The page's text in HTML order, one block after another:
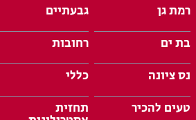
רמת גן
גבעתיים
בת ים
רחובות
נס ציונה
כללי
טעים להכיר
תחזית